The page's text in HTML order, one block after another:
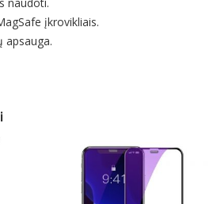
įkrovikliais.
apsauga.